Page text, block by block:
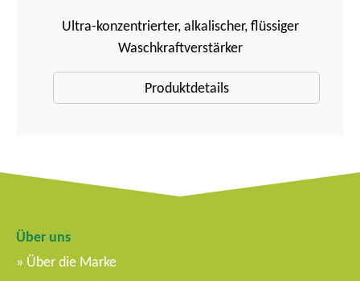
Ultra-konzentrierter, alkalischer, flüssiger
Waschkraftverstärker
Produktdetails
Über uns
Über die Marke